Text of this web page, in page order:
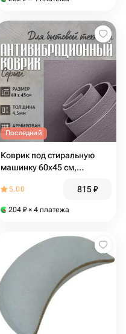
Последний
Коврик под стиральную
машинку 60х45 см,
снижает шум и вибрацию
5.00 815₽
204 ₽ × 4 платежа